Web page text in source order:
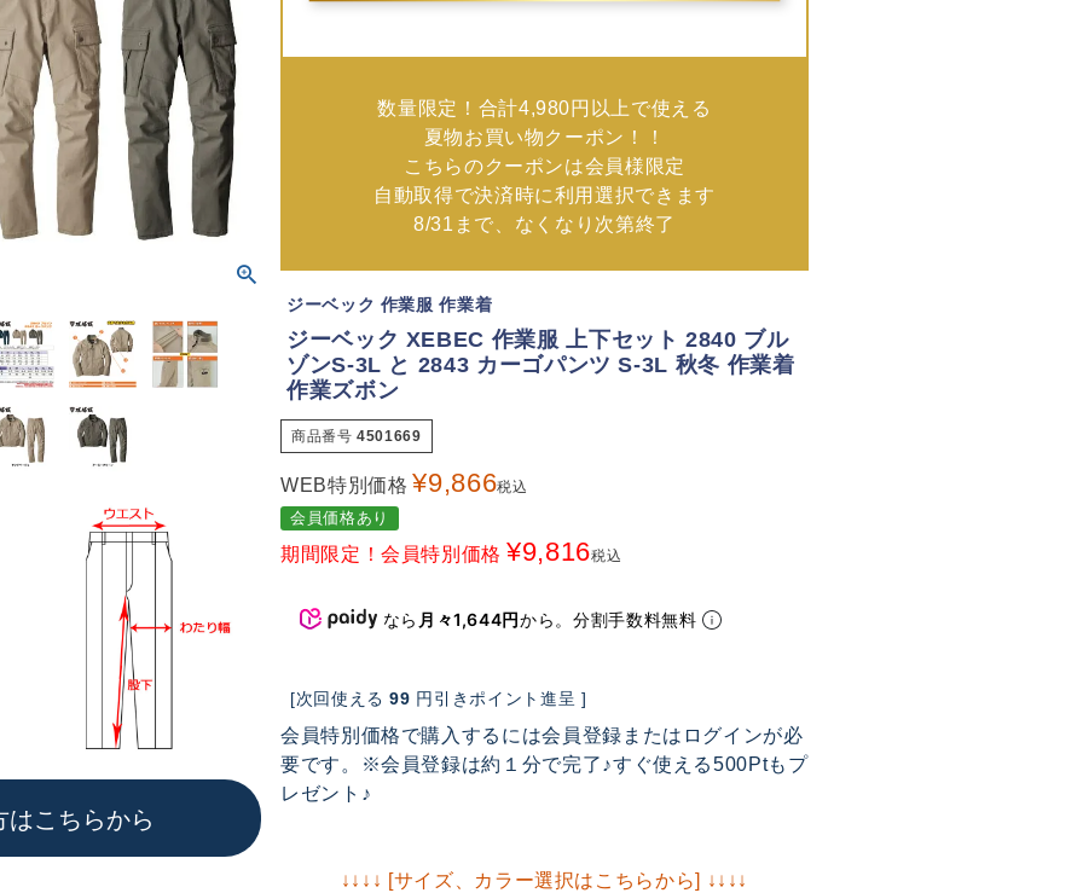
はこちらから
数量限定！合計4,980円以上で使える
夏物お買い物クーポン！！
こちらのクーポンは会員様限定
自動取得で決済時に利用選択できます
8/31まで、なくなり次第終了
ジーベック 作業服 作業着
ジーベック XEBEC 作業服 上下セット 2840 ブル
ゾンS-3L と 2843 カーゴパンツ S-3L 秋冬 作業着
作業ズボン
商品番号 4501669
WEB特別価格 ¥9,866税込
会員価格あり
期間限定！会員特別価格 ¥9,816税込
なら 月々1,644円から。分割手数料無料
[次回使える 99 円引きポイント進呈 ]
会員特別価格で購入するには会員登録またはログインが必
要です。※会員登録は約１分で完了♪すぐ使える500Ptもプ
レゼント♪
↓↓↓↓ [サイズ、カラー選択はこちらから] ↓↓↓↓